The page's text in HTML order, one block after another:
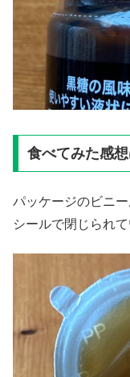
食べてみた感想
パッケージのビニ
シールで閉じられて